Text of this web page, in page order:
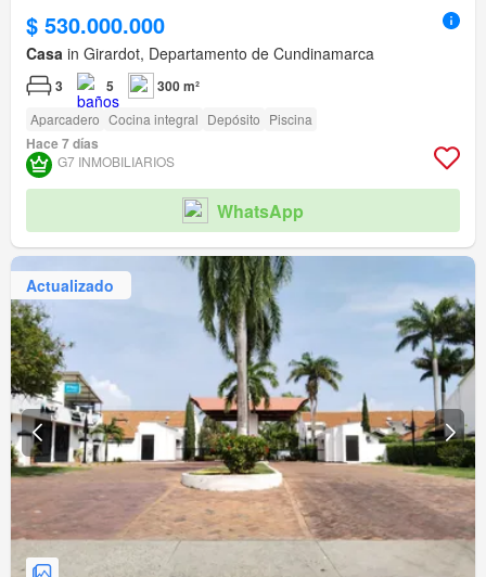
$ 530.000.000
Casa in Girardot, Departamento de Cundinamarca
3 5 300 m²
Aparcadero Cocina integral Depósito Piscina
Hace 7 días
G7 INMOBILIARIOS
WhatsApp
Actualizado